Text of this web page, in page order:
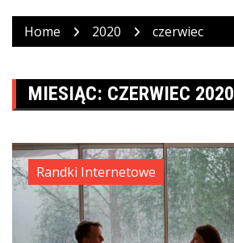
Home 2020 czerwiec
MIESIĄC: CZERWIEC 2020
Randki Internetowe